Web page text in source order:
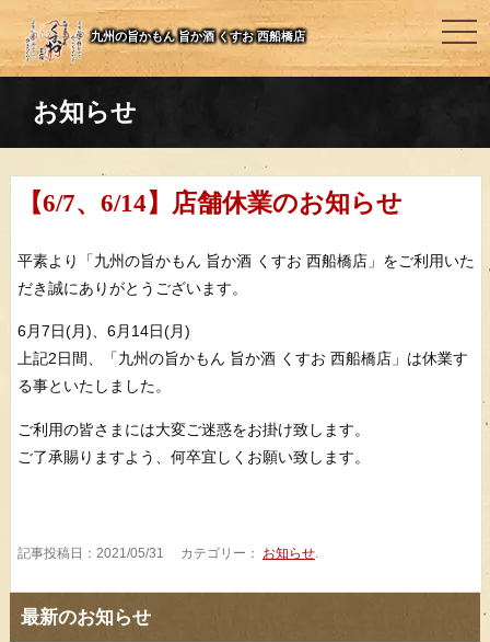
九州の旨かもん 旨か酒 くすお 西船橋店
お知らせ
【6/7、6/14】店舗休業のお知らせ
平素より「九州の旨かもん 旨か酒 くすお 西船橋店」をご利用いた
だき誠にありがとうございます。
6月7日(月)、6月14日(月)
上記2日間、「九州の旨かもん 旨か酒 くすお 西船橋店」は休業す
る事といたしました。
ご利用の皆さまには大変ご迷惑をお掛け致します。
ご了承賜りますよう、何卒宜しくお願い致します。
記事投稿日：2021/05/31 カテゴリー： お知らせ.
最新のお知らせ